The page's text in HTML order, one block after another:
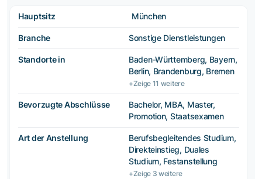
Hauptsitz München
Branche Sonstige Dienstleistungen
Standorte in
Baden-Württemberg, Bayern,
Berlin, Brandenburg, Bremen
+Zeige 11 weitere
Bevorzugte Abschlüsse
Bachelor, MBA, Master,
Promotion, Staatsexamen
Art der Anstellung
Berufsbegleitendes Studium,
Direkteinstieg, Duales
Studium, Festanstellung
+Zeige 3 weitere